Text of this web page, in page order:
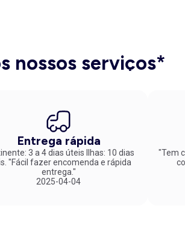
nossos serviços*
Entrega rápida
3 a 4 dias úteis Ilhas: 10 dias
entrega."
2025-04-04
"Tem